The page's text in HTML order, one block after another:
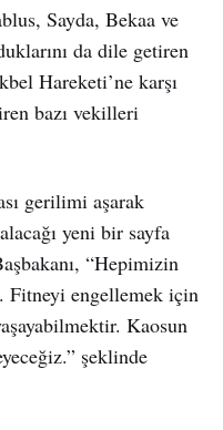
Sayda, Bekaa ve
da dile getiren
Hareketi’ne karşı
bazı vekilleri
gerilimi aşarak
yeni bir sayfa
“Hepimizin
Fitneyi engellemek için
Kaosun
şeklinde